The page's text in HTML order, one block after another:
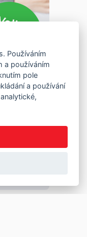
Používáním
a používáním
pole
a používání